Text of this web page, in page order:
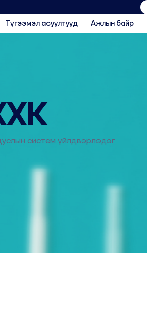
Түгээмэл асуултууд Ажлын байр
систем үйлдвэрлэдэг